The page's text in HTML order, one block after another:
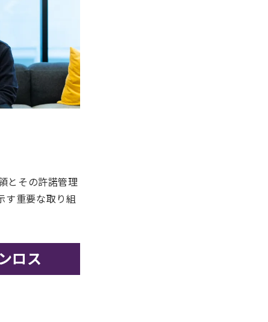
とその許諾管理
す重要な取り組
ロス